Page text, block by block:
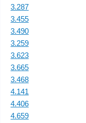
3.287
3.455
3.490
3.259
3.623
3.665
3.468
4.141
4.406
4.659